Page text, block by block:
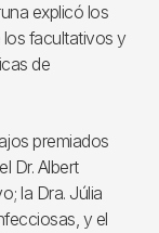
explicó los
los facultativos y
de
premiados
Dr. Albert
la Dra. Júlia
y el